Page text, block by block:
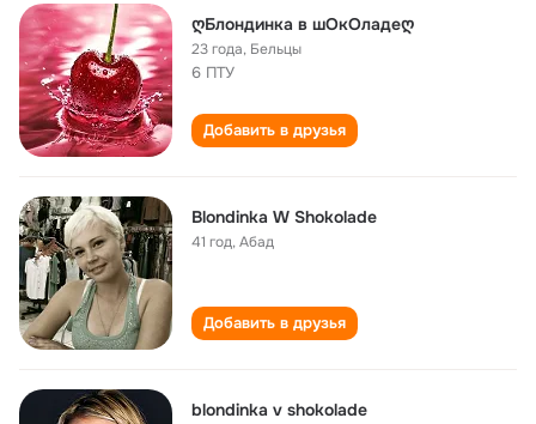
ღБлондинка в шОкОладеღ
23 года, Бельцы
6 ПТУ
Добавить в друзья
Blondinka W Shokolade
41 год,Абад
Добавить в друзья
blondinka v shokolade